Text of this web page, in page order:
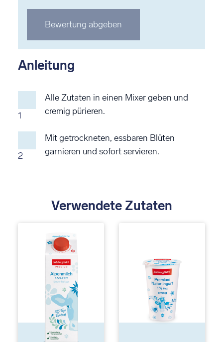
Stern
bewerten
Stern
bewerten
Stern
bewerten
Stern
bewerten
Stern
bewerten
Bewertung abgeben
Anleitung
1
Alle Zutaten in einen Mixer geben und
cremig pürieren.
2
Mit getrockneten, essbaren Blüten
garnieren und sofort servieren.
Verwendete Zutaten